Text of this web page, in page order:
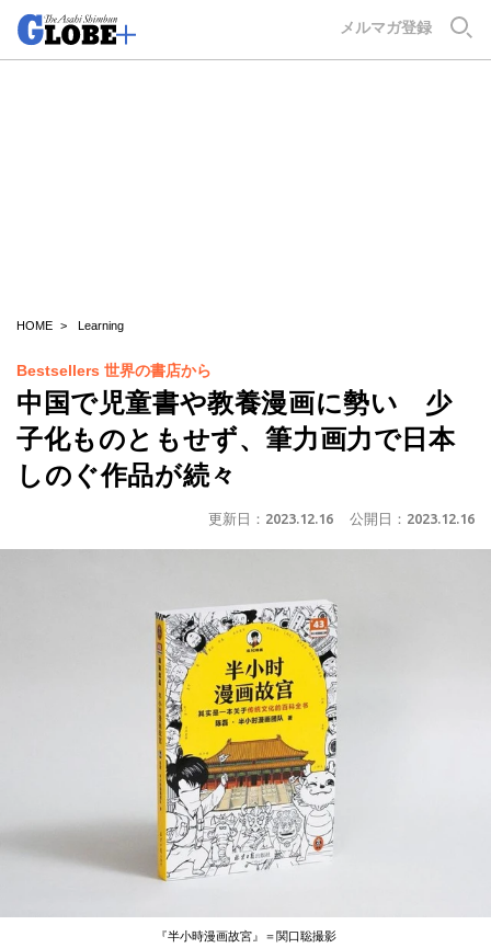
メルマガ登録
HOME Learning
Bestsellers 世界の書店から
中国で児童書や教養漫画に勢い 少
子化ものともせず、筆力画力で日本
しのぐ作品が続々
更新日： 2023.12.16 公開日： 2023.12.16
『半小時漫画故宮』＝関口聡撮影